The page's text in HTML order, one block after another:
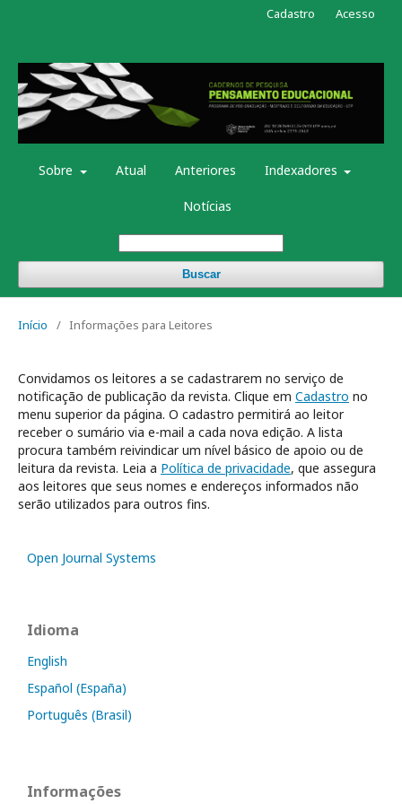
Sobre Atual Anteriores Indexadores
Notícias
Buscar
Cadastro Acesso
Início / Informações para Leitores
Convidamos os leitores a se cadastrarem no serviço de
notificação de publicação da revista. Clique em Cadastro no
menu superior da página. O cadastro permitirá ao leitor
receber o sumário via e-mail a cada nova edição. A lista
procura também reivindicar um nível básico de apoio ou de
leitura da revista. Leia a Política de privacidade, que assegura
aos leitores que seus nomes e endereços informados não
serão utilizados para outros fins.
Open Journal Systems
Idioma
English
Español (España)
Português (Brasil)
Informações